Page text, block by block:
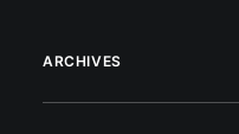
ARCHIVES